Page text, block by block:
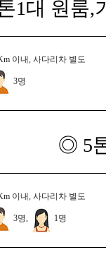
1대 원룸,
이내, 사다리차 별도
3명
◎ 5
이내, 사다리차 별도
3명, 1명